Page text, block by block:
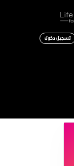
تسجيل دخول